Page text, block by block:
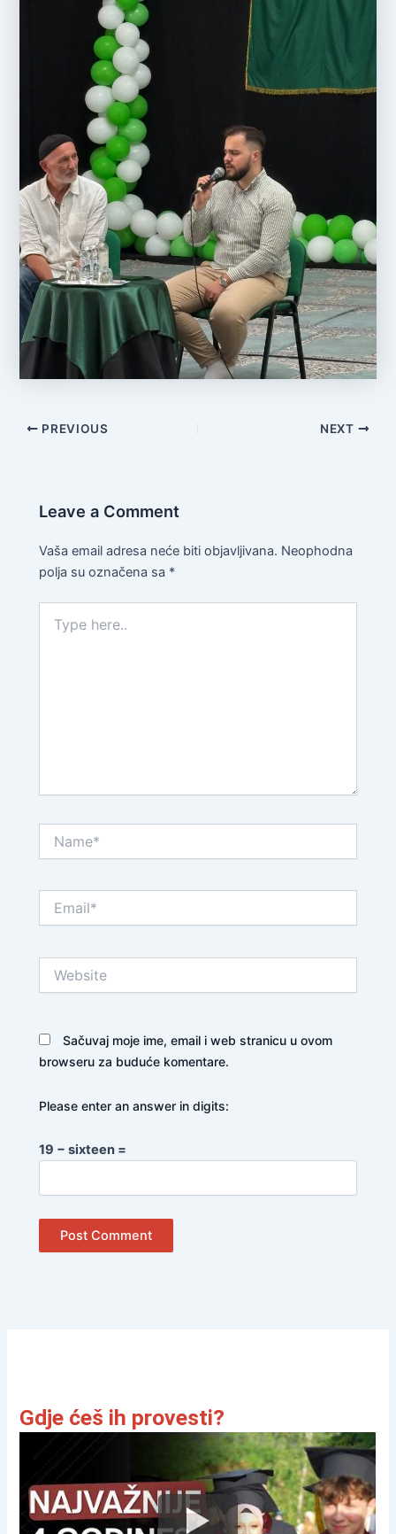
PREVIOUS NEXT
Leave a Comment
Vaša email adresa neće biti objavljivana. Neophodna
polja su označena sa *
here..
Sačuvaj moje ime, email i web stranicu u ovom
browseru za buduće komentare.
Please enter an answer in digits:
19 − sixteen =
Gdje ćeš ih provesti?